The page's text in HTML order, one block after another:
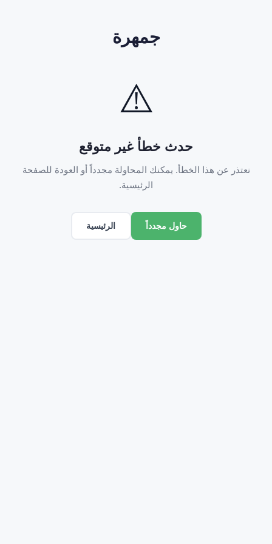
جمهرة
⚠️
حدث خطأ غير متوقع
نعتذر عن هذا الخطأ. يمكنك المحاولة مجدداً أو العودة للصفحة
الرئيسية.
حاول مجدداً الرئيسية